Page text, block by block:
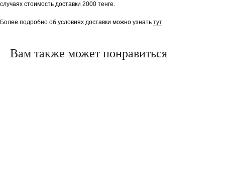
случаях стоимость доставки 2000 тенге.
Более подробно об условиях доставки можно узнать тут
Вам также может понравиться
Доставка
Возврат и обмен Блог